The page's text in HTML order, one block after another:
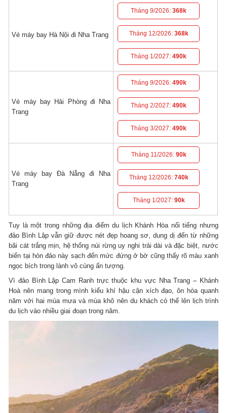
Vé máy bay Hà Nội đi Nha Trang
Tháng 9/2026:368k
Tháng 12/2026: 368k
Tháng 1/2027:490k
Vé máy bay Hải Phòng đi Nha
Trang
Tháng 9/2026:490k
Tháng 2/2027:490k
Tháng 3/2027:490k
Vé máy bay Đà Nẵng đi Nha
Trang
Tháng 11/2026: 90k
Tháng 12/2026: 740k
Tháng 1/2027: 90k
Tuy là một trong những địa điểm du lịch Khánh Hòa nổi tiếng nhưng
đảo Bình Lập vẫn giữ được nét đẹp hoang sơ, dung dị đến từ những
bãi cát trắng mịn, hệ thống núi rừng uy nghi trải dài và đặc biệt, nước
biển tại hòn đảo này sạch đến mức đứng ở bờ cũng thấy rõ màu xanh
ngọc bích trong lành vô cùng ấn tượng.
Vì đảo Bình Lập Cam Ranh trực thuộc khu vực Nha Trang – Khánh
Hoà nên mang trong mình kiểu khí hậu cận xích đạo, ôn hòa quanh
năm với hai mùa mưa và mùa khô nên du khách có thể lên lịch trình
du lịch vào nhiều giai đoạn trong năm.